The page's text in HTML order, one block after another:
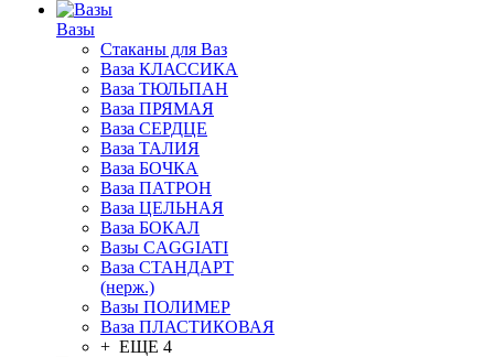
Вазы
Стаканы для Ваз
Ваза КЛАССИКА
Ваза ТЮЛЬПАН
Ваза ПРЯМАЯ
Ваза СЕРДЦЕ
Ваза ТАЛИЯ
Ваза БОЧКА
Ваза ПАТРОН
Ваза ЦЕЛЬНАЯ
Ваза БОКАЛ
Вазы CAGGIATI
Ваза СТАНДАРТ
(нерж.)
Вазы ПОЛИМЕР
Ваза ПЛАСТИКОВАЯ
+ ЕЩЕ 4